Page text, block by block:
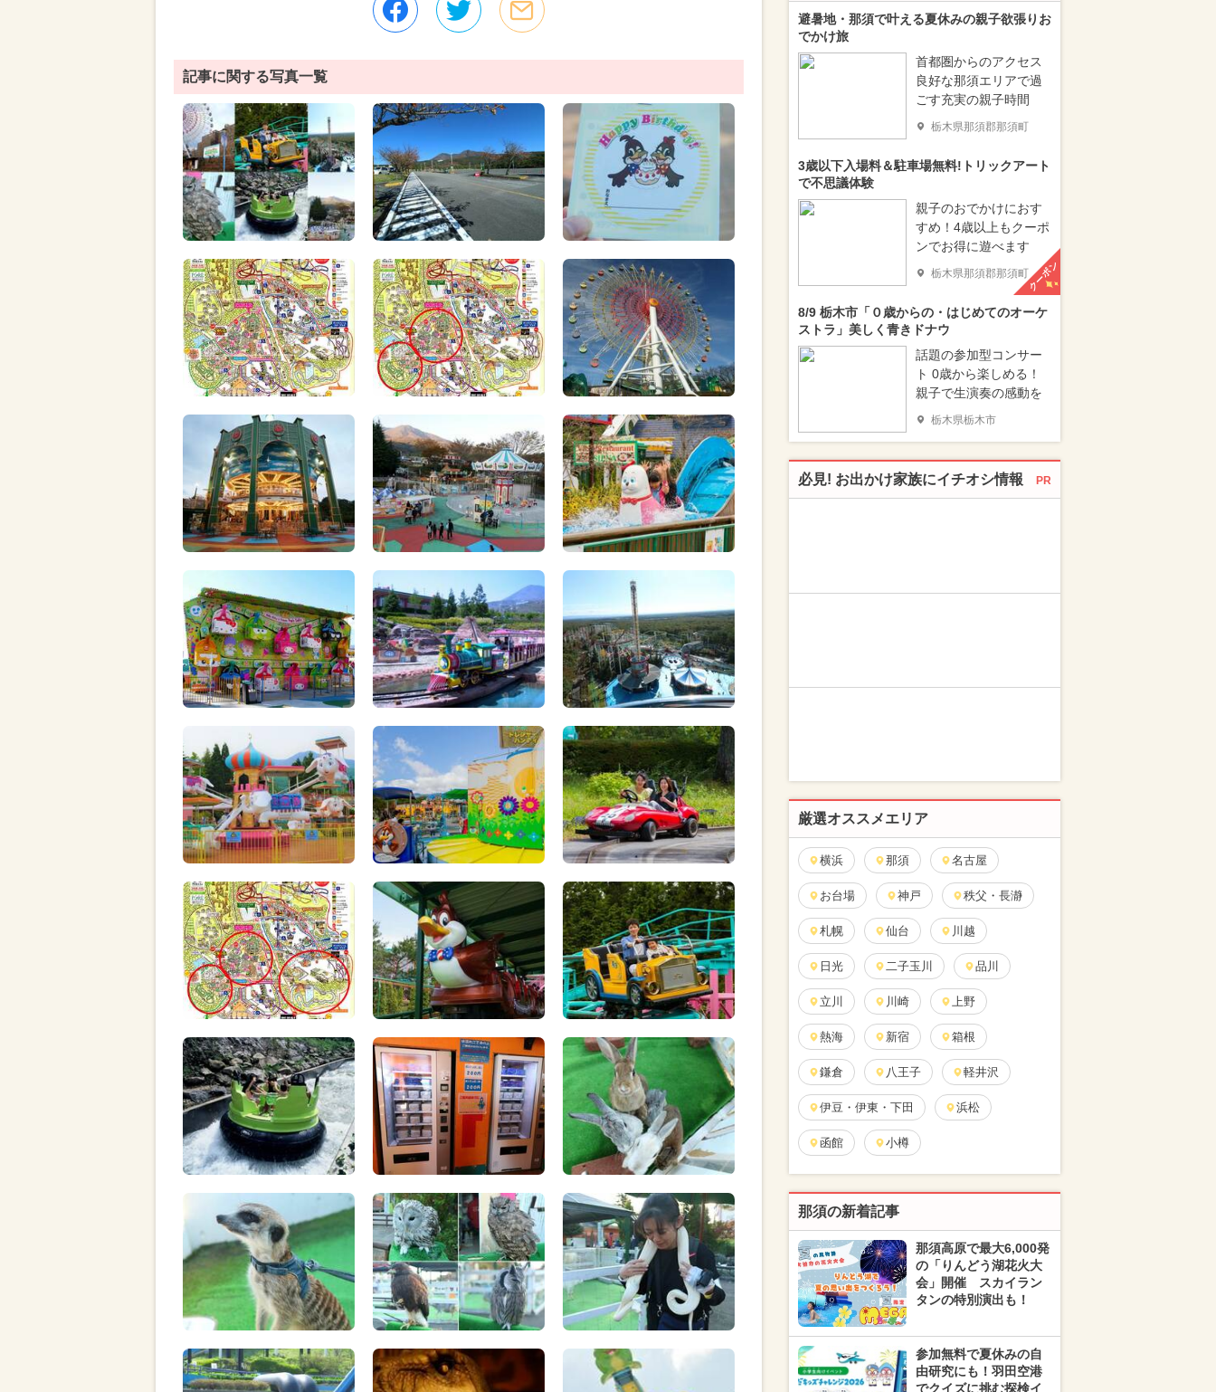
記事に関する写真一覧
避暑地・那須で叶える夏休みの親子欲張りお
でかけ旅
首都圏からのアクセス
良好な那須エリアで過
ごす充実の親子時間
栃木県那須郡那須町
3歳以下入場料＆駐車場無料!トリックアート
で不思議体験
親子のおでかけにおす
すめ！4歳以上もクーポ
ンでお得に遊べます
栃木県那須郡那須町クーポン
8/9 栃木市「０歳からの・はじめてのオーケ
ストラ」美しく青きドナウ
話題の参加型コンサー
ト 0歳から楽しめる！
親子で生演奏の感動を
栃木県栃木市
必見! お出かけ家族にイチオシ情報 PR
厳選オススメエリア
横浜 那須 名古屋
お台場 神戸 秩父・長瀞
札幌 仙台 川越
日光 二子玉川 品川
立川 川崎 上野
熱海 新宿 箱根
鎌倉 八王子 軽井沢
伊豆・伊東・下田 浜松
函館 小樽
那須の新着記事
那須高原で最大6,000発
の「りんどう湖花火大
会」開催 スカイラン
タンの特別演出も！
参加無料で夏休みの自
由研究にも！羽田空港
でクイズに挑む探検イ